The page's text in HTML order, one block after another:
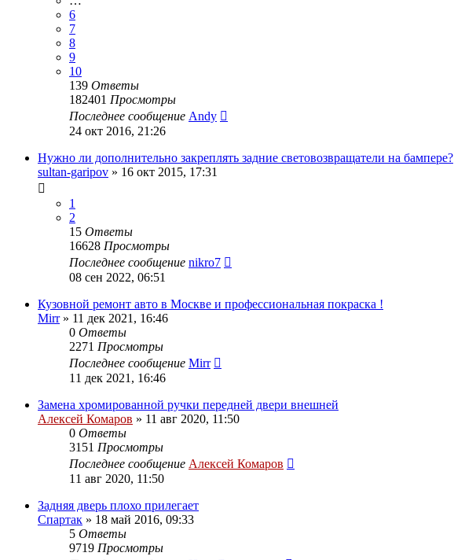
6
7
8
9
10
139 Ответы
182401 Просмотры
Последнее сообщение Andy
24 окт 2016, 21:26
Нужно ли дополнительно закреплять задние световозвращатели на бампере?
sultan-garipov » 16 окт 2015, 17:31
1
2
15 Ответы
16628 Просмотры
Последнее сообщение nikro7
08 сен 2022, 06:51
Кузовной ремонт авто в Москве и профессиональная покраска !
Mirr» 11 дек 2021, 16:46
0 Ответы
2271 Просмотры
Последнее сообщение Mirr
11 дек 2021, 16:46
Замена хромированной ручки передней двери внешней
Алексей Комаров » 11 авг 2020, 11:50
0 Ответы
3151 Просмотры
Последнее сообщение Алексей Комаров
11 авг 2020, 11:50
Задняя дверь плохо прилегает
Спартак » 18 май 2016, 09:33
5 Ответы
9719 Просмотры